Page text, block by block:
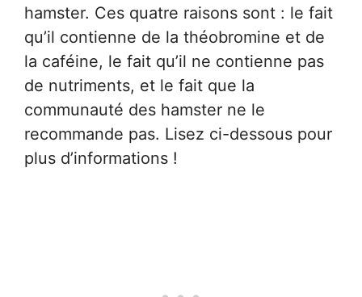
hamster. Ces quatre raisons sont : le fait
qu’il contienne de la théobromine et de
la caféine, le fait qu’il ne contienne pas
de nutriments, et le fait que la
communauté des hamster ne le
recommande pas. Lisez ci-dessous pour
plus d’informations !